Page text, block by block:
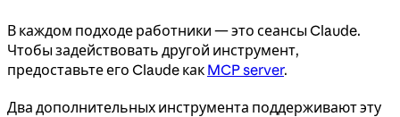
В каждом подходе работники — это сеансы Claude.
Чтобы задействовать другой инструмент,
предоставьте его Claude как MCP server.
Два дополнительных инструмента поддерживают эту